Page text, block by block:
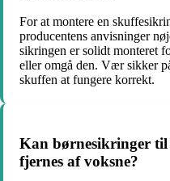
For at montere en
producentens anvisninger
sikringen er solidt monteret
eller omgå den. Vær sikker
skuffen at fungere korrekt.
Kan børnesikringer til
fjernes af voksne?